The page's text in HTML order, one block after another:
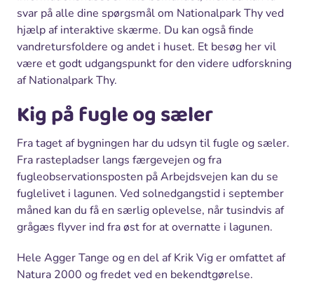
svar på alle dine spørgsmål om Nationalpark Thy ved
hjælp af interaktive skærme. Du kan også finde
vandretursfoldere og andet i huset. Et besøg her vil
være et godt udgangspunkt for den videre udforskning
af Nationalpark Thy.
Kig på fugle og sæler
Fra taget af bygningen har du udsyn til fugle og sæler.
Fra rastepladser langs færgevejen og fra
fugleobservationsposten på Arbejdsvejen kan du se
fuglelivet i lagunen. Ved solnedgangstid i september
måned kan du få en særlig oplevelse, når tusindvis af
grågæs flyver ind fra øst for at overnatte i lagunen.
Hele Agger Tange og en del af Krik Vig er omfattet af
Natura 2000 og fredet ved en bekendtgørelse.